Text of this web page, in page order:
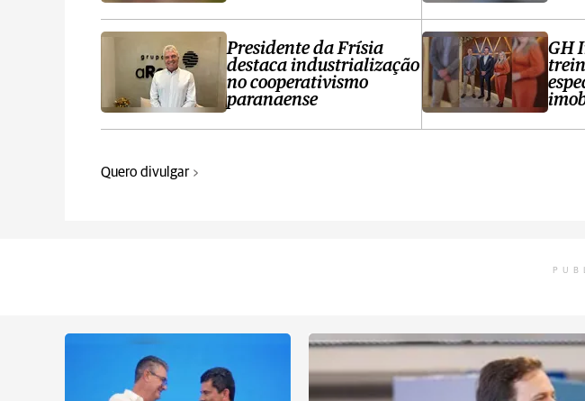
Presidente da Frísia
destaca industrialização
no cooperativismo
paranaense
GH
Quero divulgar